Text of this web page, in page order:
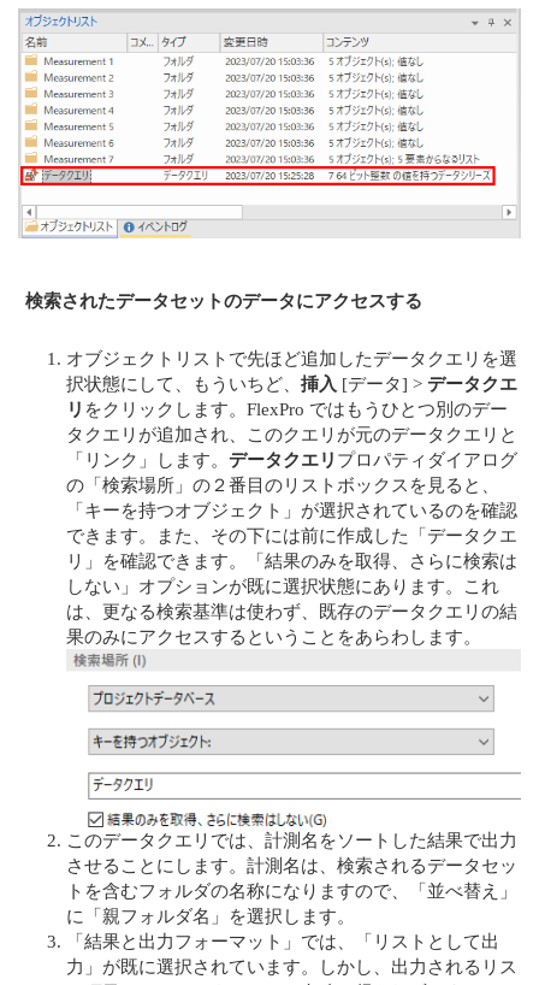
検索されたデータセットのデータにアクセスする
オブジェクトリストで先ほど追加したデータクエリを選
択状態にして、もういちど、 挿入 [データ] > データクエ
リ をクリックします。FlexPro ではもうひとつ別のデー
タクエリが追加され、このクエリが元のデータクエリと
「リンク」します。 データクエリ プロパティダイアログ
の「検索場所」の２番目のリストボックスを見ると、
「キーを持つオブジェクト」が選択されているのを確認
できます。また、その下には前に作成した「データクエ
リ」を確認できます。「結果のみを取得、さらに検索は
しない」オプションが既に選択状態にあります。これ
は、更なる検索基準は使わず、既存のデータクエリの結
果のみにアクセスするということをあらわします。
このデータクエリでは、計測名をソートした結果で出力
させることにします。計測名は、検索されるデータセッ
トを含むフォルダの名称になりますので、「並べ替え」
に「親フォルダ名」を選択します。
「結果と出力フォーマット」では、「リストとして出
力」が既に選択されています。しかし、出力されるリス